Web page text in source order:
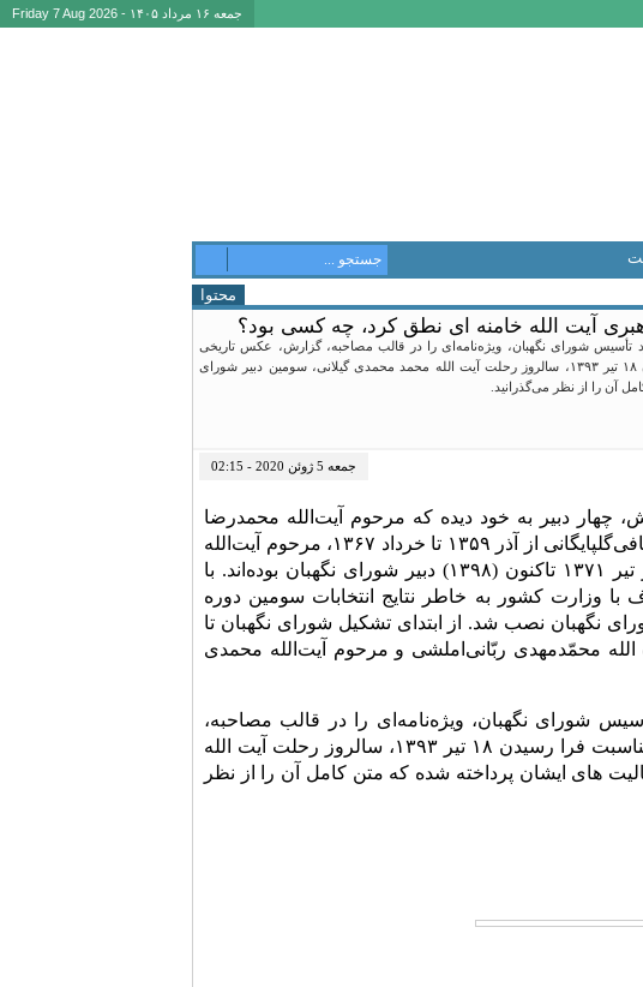
جمعه ۱۶ مرداد ۱۴۰۵ - Friday 7 Aug 2026
محتوا
آیت الله خامنه ای نطق کرد، چه کسی بود؟
رسانی شورای نگهبان، در روز ۲۶ تیر ماه ۱۳۹۸سالگرد تأسیس شورای نگهبان، ویژه‌نامه‌ای را در قالب مصاحبه، گزارش، عکس تاریخی
منتشر کرد. در دومین گزارش این وپژه نام، به مناسبت فرا رسیدن ۱۸ تیر ۱۳۹۳، سالروز رحلت آیت الله محمد محمدی گیلانی، سومین دبیر شورای
آن را از نظر می‌گذرانید.
جمعه 5 ژوئن 2020 - 02:15
در سال ۱۳۵۸ تشکیل شد و در تاریخ ۴۰ ساله اش، چهار دبیر به خود دیده که مرحوم آیت‌الله محمدرضا
مهدوی‌کنی از تیر تا آبان ۱۳۵۹ به عنوان دبیر موقت، آیت‌الله لطف‌الله صافی‌گلپایگانی از آذر ۱۳۵۹ تا خرداد ۱۳۶۷، مرحوم آیت‌الله
محمد محمدی گیلانی از تیر ۱۳۶۷ تا مهر ۱۳۷۱ و آیت‌الله احمد جنتی از تیر ۱۳۷۱ تاکنون (۱۳۹۸) دبیر شورای نگهبان بوده‌اند. با
با وزارت کشور به خاطر نتایج انتخابات سومین دوره
نگهبان نصب شد. از ابتدای تشکیل شورای نگهبان تا
آیت الله محمّدمهدی ربّانی‌املشی و مرحوم آیت‌الله محمدی
شورای نگهبان، در روز ۲۶ تیر ماه ۱۳۹۸سالگرد تأسیس شورای نگهبان، ویژه‌نامه‌ای را در قالب مصاحبه،
گزارش، عکس تاریخی منتشر کرد. در دومین گزارش این وپژه نام، به مناسبت فرا رسیدن ۱۸ تیر ۱۳۹۳، سالروز رحلت آیت الله
های ایشان پرداخته شده که متن کامل آن را از نظر